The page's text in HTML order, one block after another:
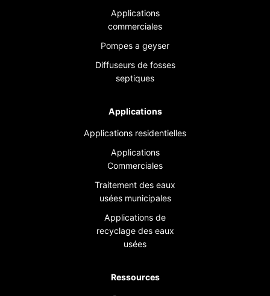
Applications
commerciales
Pompes a geyser
Diffuseurs de fosses
septiques
Applications
Applications residentielles
Applications
Commerciales
Traitement des eaux
usées municipales
Applications de
recyclage des eaux
usées
Ressources